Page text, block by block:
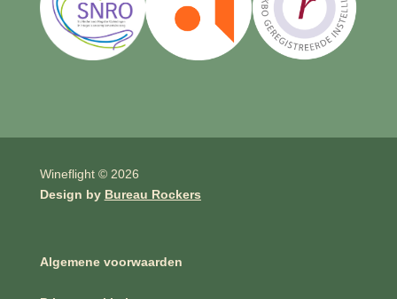
Wineflight © 2026
Design by Bureau Rockers
Algemene voorwaarden